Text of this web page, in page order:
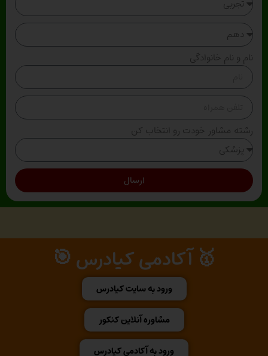
نام و نام خانوادگی
رشته مشاور خودت رو انتخاب کن
ارسال
🥇 آکادمی کیادرس 🎯
ورود به سایت کیادرس
مشاوره آنلاین کنکور
ورود به آکادمی کیادرس